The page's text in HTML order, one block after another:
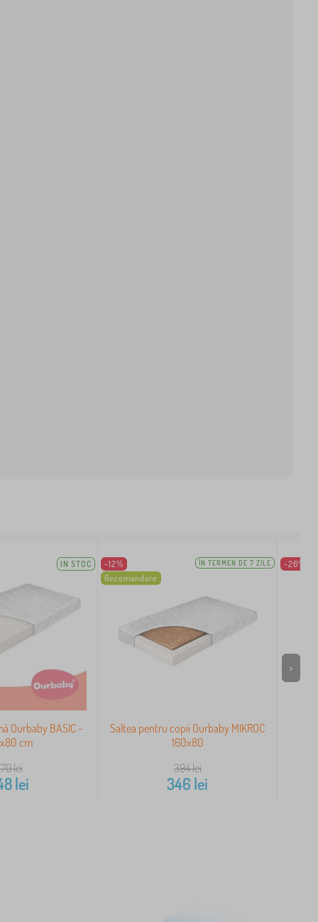
IN STOC
Ourbaby BASIC -
cm
lei
lei
-12%
Recomandare
ÎN TERMEN DE 7 ZILE
Saltea pentru copii Ourbaby MIKROC
160x80
394lei
346 lei
-26%
>